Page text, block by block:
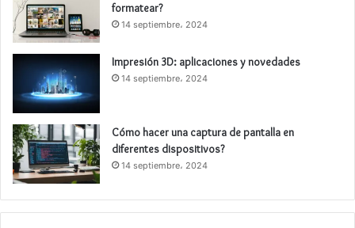
formatear?
14 septiembre، 2024
Impresión 3D: aplicaciones y novedades
14 septiembre، 2024
Cómo hacer una captura de pantalla en
diferentes dispositivos?
14 septiembre، 2024